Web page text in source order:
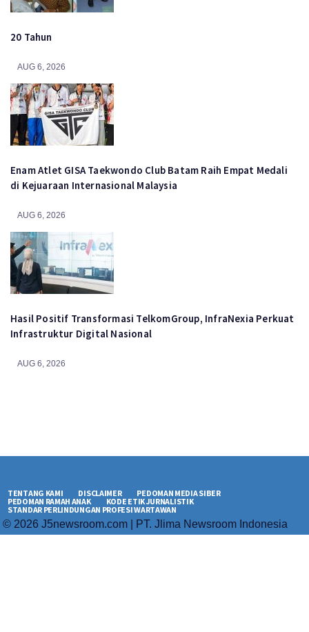
20 Tahun
AUG 6, 2026
Enam Atlet GISA Taekwondo Club Batam Raih Empat Medali
di Kejuaraan Internasional Malaysia
AUG 6, 2026
Hasil Positif Transformasi TelkomGroup, InfraNexia Perkuat
Infrastruktur Digital Nasional
AUG 6, 2026
TENTANG KAMI DISCLAIMER
PEDOMAN MEDIA SIBER
PEDOMAN RAMAH ANAK
KODE ETIK JURNALISTIK
STANDAR PERLINDUNGAN PROFESI WARTAWAN
© 2026 J5newsroom.com | PT. Jlima Newsroom Indonesia